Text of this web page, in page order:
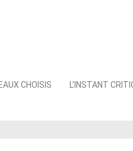
CHOISIS L’INSTANT